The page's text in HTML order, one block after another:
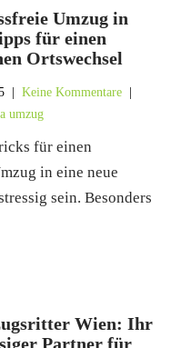
Umzug in
für einen
Ortswechsel
|Keine Kommentare
umzug
für einen
in eine neue
sein. Besonders
Wien: Ihr
Partner für